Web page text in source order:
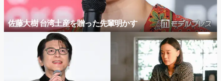
佐藤大樹 台湾土産を贈った先輩明かす